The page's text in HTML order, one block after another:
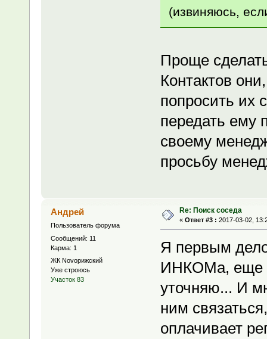
(извиняюсь,
Проще
Контактов
попросить их
передать ему
своему
просьбу
Андрей
Пользователь форума
Сообщений: 11
Карма: 1
ЖК Novoрижский
Уже строюсь
Участок 83
Re: Поиск соседа
« Ответ #3 : 2017-03-02,
Я первым
ИНКОМа, еще
уточняю... И
ним
оплачивает